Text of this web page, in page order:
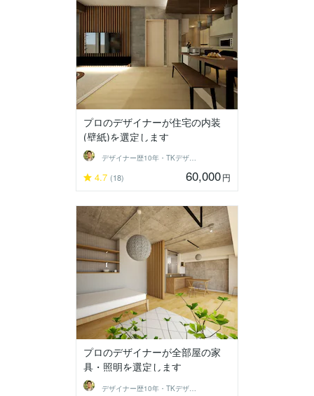
プロのデザイナーが住宅の内装
(壁紙)を選定します
デザイナー歴10年・TKデザイン工房
4.7 (18) 60,000円
プロのデザイナーが全部屋の家
具・照明を選定します